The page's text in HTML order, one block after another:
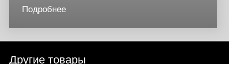
Подробнее
Другие товары